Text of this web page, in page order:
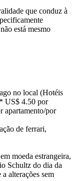
que conduz à
está mesmo
no local (Hotéis
US$ 4.50 por
apartamento/por
de ferrari,
moeda estrangeira,
Schultz do dia da
alterações sem